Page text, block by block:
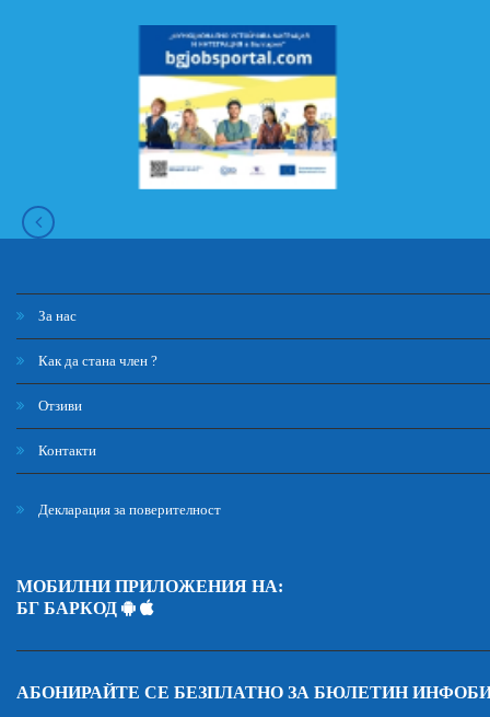
За нас
Как да стана член ?
Отзиви
Контакти
Декларация за поверителност
МОБИЛНИ ПРИЛОЖЕНИЯ НА:
БГ БАРКОД
АБОНИРАЙТЕ СЕ БЕЗПЛАТНО ЗА БЮЛЕТИН